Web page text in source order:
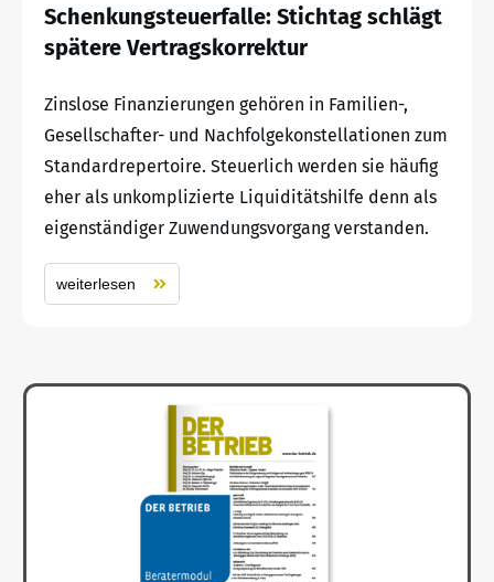
Schenkungsteuerfalle: Stichtag schlägt
spätere Vertragskorrektur
Zinslose Finanzierungen gehören in Familien-,
Gesellschafter- und Nachfolgekonstellationen zum
Standardrepertoire. Steuerlich werden sie häufig
eher als unkomplizierte Liquiditätshilfe denn als
eigenständiger Zuwendungsvorgang verstanden.
weiterlesen